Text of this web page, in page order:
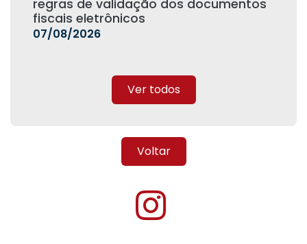
regras de validação dos documentos
fiscais eletrônicos
07/08/2026
Ver todos
Voltar